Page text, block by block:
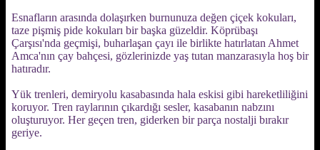
Esnafların arasında dolaşırken burnunuza değen çiçek kokuları,
taze pişmiş pide kokuları bir başka güzeldir. Köprübaşı
Çarşısı'nda geçmişi, buharlaşan çayı ile birlikte hatırlatan Ahmet
Amca'nın çay bahçesi, gözlerinizde yaş tutan manzarasıyla hoş bir
hatıradır.
Yük trenleri, demiryolu kasabasında hala eskisi gibi hareketliliğini
koruyor. Tren raylarının çıkardığı sesler, kasabanın nabzını
oluşturuyor. Her geçen tren, giderken bir parça nostalji bırakır
geriye.